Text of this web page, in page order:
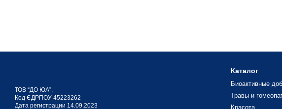
ТОВ “ДО ЮА”,
Код ЄДРПОУ 45223262
Дата регистрации 14.09.2023
Каталог
Биоактивные
Травы и
Красота